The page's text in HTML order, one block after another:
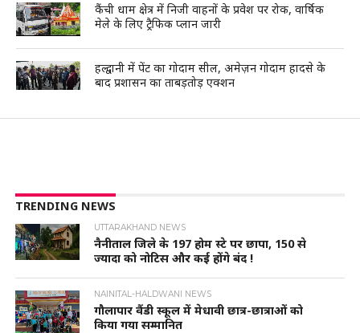
कैंची धाम क्षेत्र में निजी वाहनों के प्रवेश पर रोक, वार्षिक
मेले के लिए ट्रैफिक प्लान जारी
हल्द्वानी में पेंट का गोदाम सील, अमेज़न गोदाम हादसे के
बाद प्रशासन का ताबड़तोड़ एक्शन
TRENDING NEWS
UTTARAKHAND NEWS
नैनीताल जिले के 197 होम स्टे पर छापा, 150 से
ज्यादा को नोटिस और कई होंगे बंद !
NAINITAL-HALDWANI NEWS
गौलापार वैंडी स्कूल में मेधावी छात्र-छात्राओं को
किया गया सम्मानित